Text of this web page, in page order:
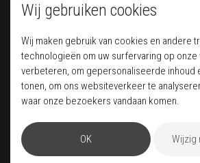
Wij gebruiken cookies
Wij maken gebruik van cookies en andere
technologieën om uw surfervaring op
verbeteren, om gepersonaliseerde inhoud
tonen, om ons websiteverkeer te
waar onze bezoekers vandaan komen.
OK Wijzig
Your house of
Pegase